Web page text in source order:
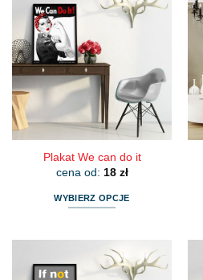
wiele
wariantów.
Opcje
można
wybrać
na
stronie
produktu
Plakat We can do it
cena od: 18 zł
WYBIERZ OPCJE
wiele